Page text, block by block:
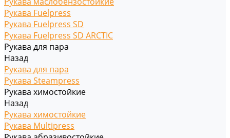
Рукава Fuelpress
Рукава Fuelpress SD
Рукава Fuelpress SD ARCTIC
Рукава для пара
Назад
Рукава для пара
Рукава Steampress
Рукава химостойкие
Назад
Рукава химостойкие
Рукава Multipress